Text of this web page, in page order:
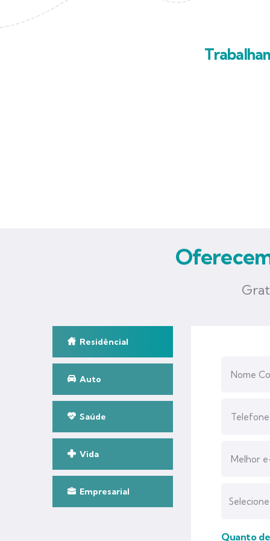
Residêncial
Auto
Saúde
Vida
Empresarial
Quanto